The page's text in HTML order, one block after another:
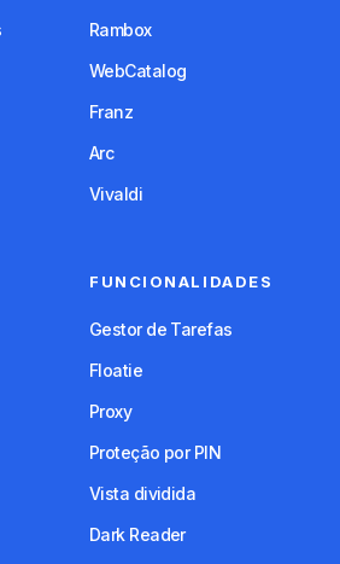
Rambox
WebCatalog
Franz
Arc
Vivaldi
FUNCIONALIDADES
Gestor de Tarefas
Floatie
Proxy
Proteção por PIN
Vista dividida
Dark Reader